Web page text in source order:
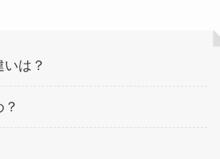
は？